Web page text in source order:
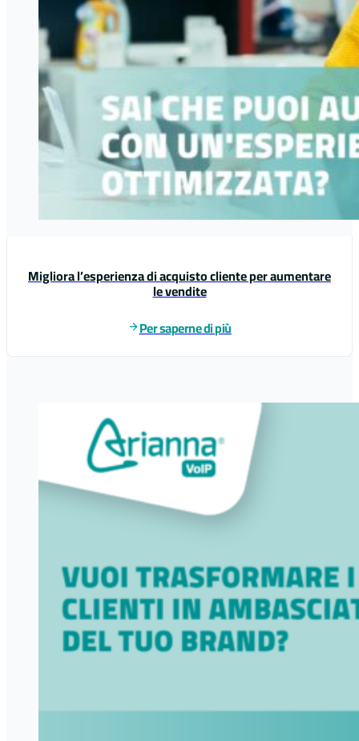
Migliora l’esperienza di acquisto cliente per aumentare
le vendite
Per saperne di più